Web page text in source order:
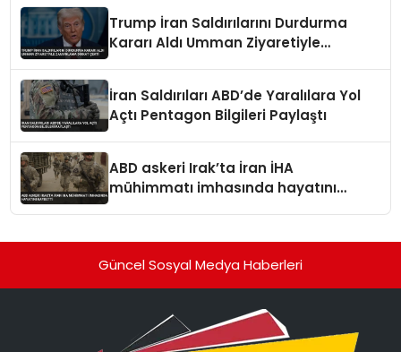
Trump İran Saldırılarını Durdurma
Kararı Aldı Umman Ziyaretiyle
İran Saldırıları ABD’de Yaralılara Yol
Açtı Pentagon Bilgileri Paylaştı
ABD askeri Irak’ta İran İHA
mühimmatı imhasında hayatını
Güncel Sosyal Medya Haberleri